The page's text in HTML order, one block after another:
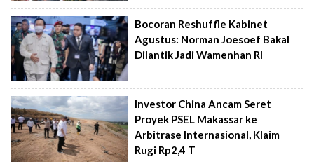
Bocoran Reshuffle Kabinet
Agustus: Norman Joesoef Bakal
Dilantik Jadi Wamenhan RI
Investor China Ancam Seret
Proyek PSEL Makassar ke
Arbitrase Internasional, Klaim
Rugi Rp2,4 T